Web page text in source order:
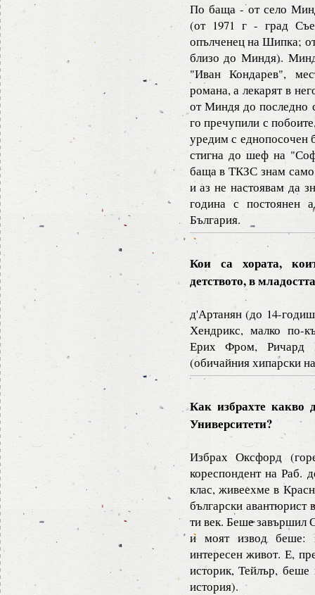
По баща - от село
(от 1971 г - град
опълченец на Шипка;
близо до Миндя).
"Иван Кондарев",
романа, а лекарят в
от Миндя до последно
го пречупили с
уредим с еднопосочен
стигна до шеф на
баща в ТКЗС знам
и аз не настоявам да
година с постоянен
България.
Кои са хората,
детството, в
д'Артанян (до 14-
Хендрикс, малко по-
Ерих Фром, Ричард
(обичайния хипарски
Как избрахте какво
Университети?
Избрах Оксфорд
кореспондент на Раб.
клас, живеехме в
български авантюрист
ти век. Беше
и моят извод беше:
интересен живот. Е,
историк, Тейлър,
история).